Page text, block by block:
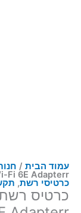
עמוד הבית /
Fi 6E Adapterr
כרטיסי רשת,